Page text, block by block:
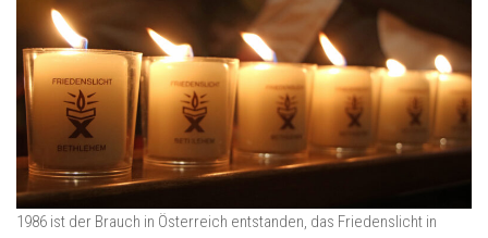
1986 ist der Brauch in Österreich entstanden, das Friedenslicht in